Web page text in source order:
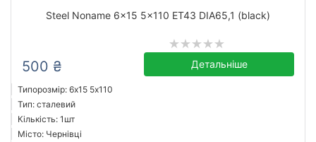
Steel Noname 6x15 5x110 ET43 DIA65,1 (black)
500 ₴ Детальніше
Типорозмір: 6x15 5х110
Тип: сталевий
Кількість: 1шт
Місто: Чернівці